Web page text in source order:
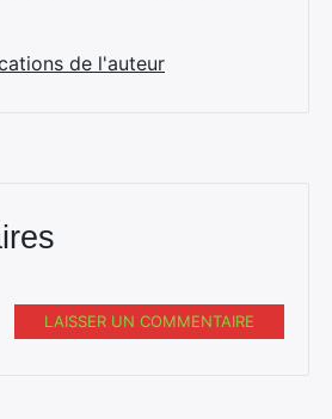
de l'auteur
LAISSER UN COMMENTAIRE